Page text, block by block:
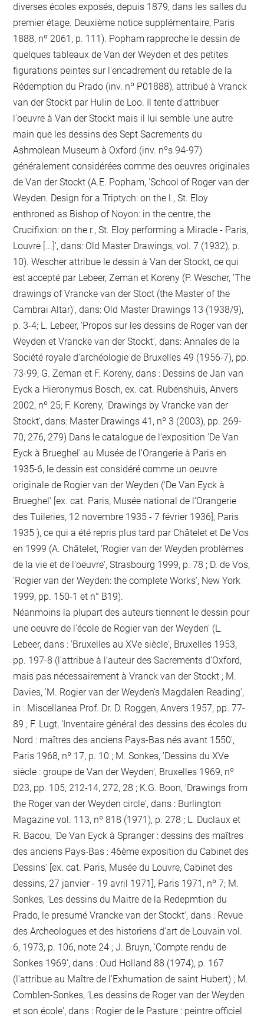
diverses écoles exposés, depuis 1879, dans les salles du
premier étage. Deuxième notice supplémentaire, Paris
1888, nº 2061, p. 111). Popham rapproche le dessin de
quelques tableaux de Van der Weyden et des petites
figurations peintes sur l'encadrement du retable de la
Rédemption du Prado (inv. nº P01888), attribué à Vranck
van der Stockt par Hulin de Loo. Il tente d'attribuer
l'oeuvre à Van der Stockt mais il lui semble 'une autre
main que les dessins des Sept Sacrements du
Ashmolean Museum à Oxford (inv. nºs 94-97)
généralement considérées comme des oeuvres originales
de Van der Stockt (A.E. Popham, 'School of Roger van der
Weyden. Design for a Triptych: on the l., St. Eloy
enthroned as Bishop of Noyon: in the centre, the
Crucifixion: on the r., St. Eloy performing a Miracle - Paris,
Louvre [...]', dans: Old Master Drawings, vol. 7 (1932), p.
10). Wescher attribue le dessin à Van der Stockt, ce qui
est accepté par Lebeer, Zeman et Koreny (P. Wescher, 'The
drawings of Vrancke van der Stoct (the Master of the
Cambrai Altar)', dans: Old Master Drawings 13 (1938/9),
p. 3-4; L. Lebeer, 'Propos sur les dessins de Roger van der
Weyden et Vrancke van der Stockt', dans: Annales de la
Société royale d'archéologie de Bruxelles 49 (1956-7), pp.
73-99; G. Zeman et F. Koreny, dans : Dessins de Jan van
Eyck a Hieronymus Bosch, ex. cat. Rubenshuis, Anvers
2002, nº 25; F. Koreny, 'Drawings by Vrancke van der
Stockt', dans: Master Drawings 41, nº 3 (2003), pp. 269-
70, 276, 279) Dans le catalogue de l'exposition 'De Van
Eyck à Brueghel' au Musée de l'Orangerie à Paris en
1935-6, le dessin est considéré comme un oeuvre
originale de Rogier van der Weyden ('De Van Eyck à
Brueghel' [ex. cat. Paris, Musée national de l'Orangerie
des Tuileries, 12 novembre 1935 - 7 février 1936], Paris
1935 ), ce qui a été repris plus tard par Châtelet et De Vos
en 1999 (A. Châtelet, 'Rogier van der Weyden problèmes
de la vie et de l'oeuvre', Strasbourg 1999, p. 78 ; D. de Vos,
'Rogier van der Weyden: the complete Works', New York
1999, pp. 150-1 et n° B19).
Néanmoins la plupart des auteurs tiennent le dessin pour
une oeuvre de l'école de Rogier van der Weyden' (L.
Lebeer, dans : 'Bruxelles au XVe siècle', Bruxelles 1953,
pp. 197-8 (l'attribue à l'auteur des Sacrements d'Oxford,
mais pas nécessairement à Vranck van der Stockt ; M.
Davies, 'M. Rogier van der Weyden's Magdalen Reading',
in : Miscellanea Prof. Dr. D. Roggen, Anvers 1957, pp. 77-
89 ; F. Lugt, 'Inventaire général des dessins des écoles du
Nord : maîtres des anciens Pays-Bas nés avant 1550',
Paris 1968, nº 17, p. 10 ; M. Sonkes, 'Dessins du XVe
siècle : groupe de Van der Weyden', Bruxelles 1969, nº
D23, pp. 105, 212-14, 272, 28 ; K.G. Boon, 'Drawings from
the Roger van der Weyden circle', dans : Burlington
Magazine vol. 113, nº 818 (1971), p. 278 ; L. Duclaux et
R. Bacou, 'De Van Eyck à Spranger : dessins des maîtres
des anciens Pays-Bas : 46ème exposition du Cabinet des
Dessins' [ex. cat. Paris, Musée du Louvre, Cabinet des
dessins, 27 janvier - 19 avril 1971], Paris 1971, nº 7; M.
Sonkes, 'Les dessins du Maitre de la Redepmtion du
Prado, le presumé Vrancke van der Stockt', dans : Revue
des Archeologues et des historiens d'art de Louvain vol.
6, 1973, p. 106, note 24 ; J. Bruyn, 'Compte rendu de
Sonkes 1969', dans : Oud Holland 88 (1974), p. 167
(l'attribue au Maître de l'Exhumation de saint Hubert) ; M.
Comblen-Sonkes, 'Les dessins de Roger van der Weyden
et son école', dans : Rogier de le Pasture : peintre officiel